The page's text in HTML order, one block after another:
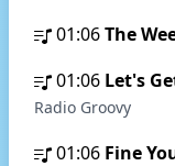
01:06The
01:06 Let's
Radio Groovy
01:06 Fine